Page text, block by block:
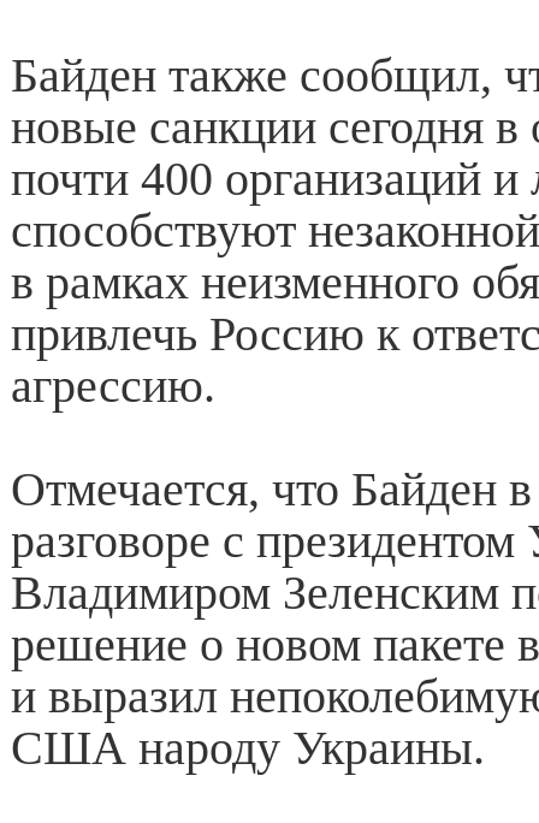
Байден также сообщил,
новые санкции сегодня
почти 400 организаций и
способствуют
в рамках неизменного
привлечь Россию к
агрессию.
Отмечается, что Байден
разговоре с
Владимиром Зеленским
решение о новом пакете
и выразил
США народу Украины.